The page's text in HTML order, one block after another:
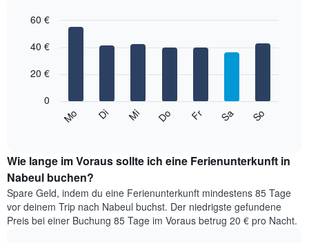
chart
bars.
folgende
den
durchschnittlichen
Preis
eines
Zimmers
für
graphic.
Mo Di Mi Do Fr Sa So
0
20 €
40 €
60 €
Wie lange im Voraus sollte ich eine Ferienunterkunft in
Nabeul buchen?
Spare Geld, indem du eine Ferienunterkunft mindestens 85 Tage
vor deinem Trip nach Nabeul buchst. Der niedrigste gefundene
Preis bei einer Buchung 85 Tage im Voraus betrug 20 € pro Nacht.